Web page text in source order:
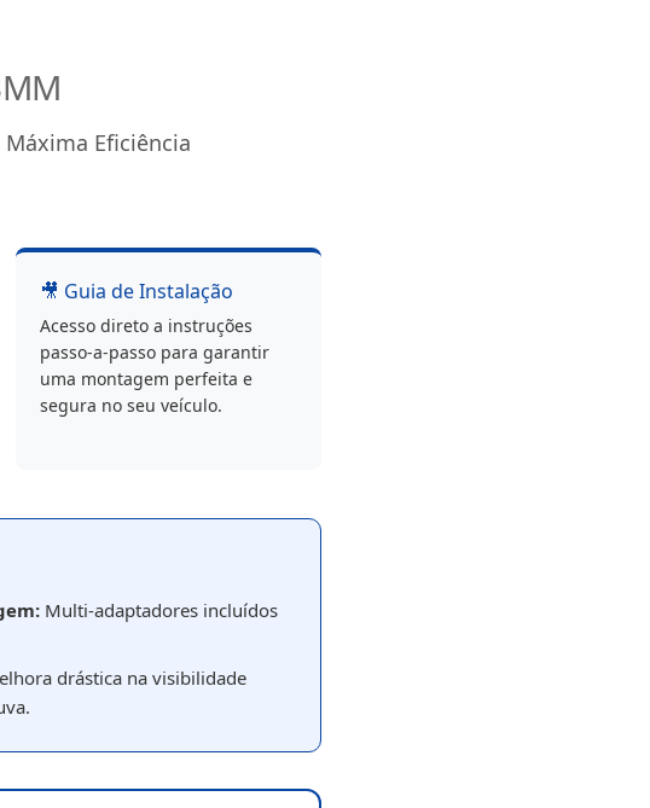
Eficiência
🎥 Guia de Instalação
Acesso direto a instruções
passo-a-passo para garantir
uma montagem perfeita e
segura no seu veículo.
Multi-adaptadores incluídos
drástica na visibilidade